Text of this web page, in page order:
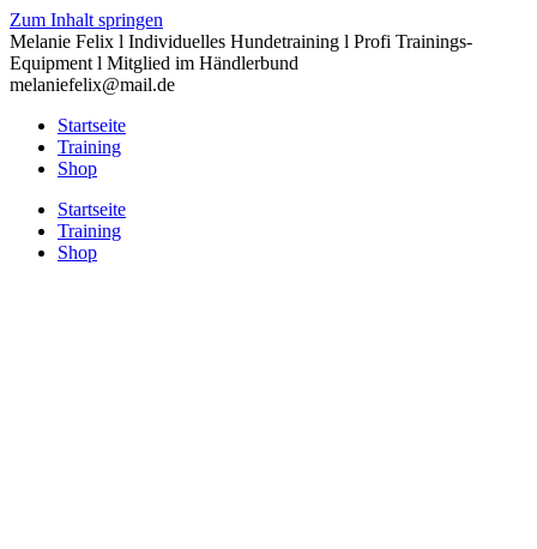
Zum Inhalt springen
Melanie Felix l Individuelles Hundetraining l Profi Trainings-
Equipment l Mitglied im Händlerbund
melaniefelix@mail.de
Startseite
Training
Shop
Startseite
Training
Shop